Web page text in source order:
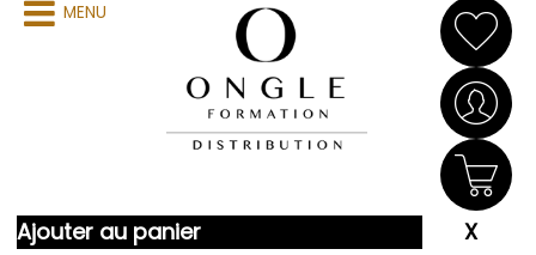
MENU
Ajouter au panier